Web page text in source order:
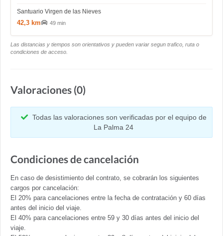
Santuario Virgen de las Nieves
42,3 km 49 min
Las distancias y tiempos son orientativos y pueden variar segun trafico, ruta o
condiciones de acceso.
Valoraciones (0)
Todas las valoraciones son verificadas por el equipo de
La Palma 24
Condiciones de cancelación
En caso de desistimiento del contrato, se cobrarán los siguientes
cargos por cancelación:
El 20% para cancelaciones entre la fecha de contratación y 60 días
antes del inicio del viaje.
El 40% para cancelaciones entre 59 y 30 días antes del inicio del
viaje.